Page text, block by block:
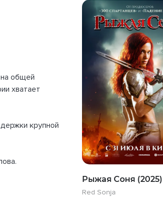
Рыжая Соня (2025)
Red Sonja
общей
хватает
крупной